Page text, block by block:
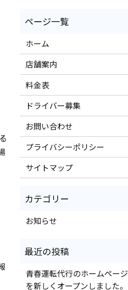
ホーム
店舗案内
料金表
ドライバー募集
お問い合わせ
プライバシーポリシー
サイトマップ
お知らせ
青春運転代行のホームページ
を新しくオープンしました。